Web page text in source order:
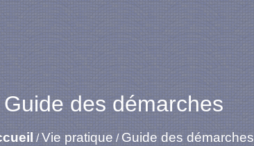
Guide des démarches
/Vie pratique / Guide des démarches